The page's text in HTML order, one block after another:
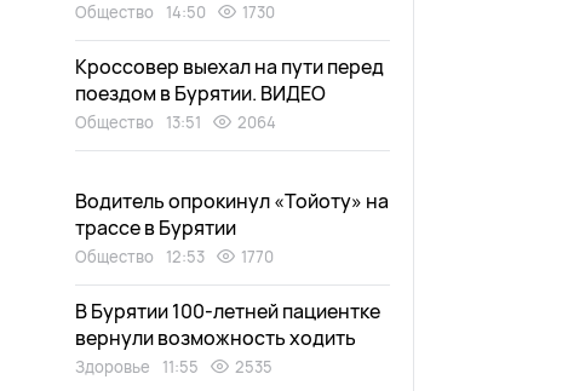
Общество 14:50 1730
Кроссовер выехал на пути перед
поездом в Бурятии. ВИДЕО
Общество 13:51 2064
Водитель опрокинул «Тойоту» на
трассе в Бурятии
Общество 12:53 1770
В Бурятии 100-летней пациентке
вернули возможность ходить
Здоровье 11:55 2535